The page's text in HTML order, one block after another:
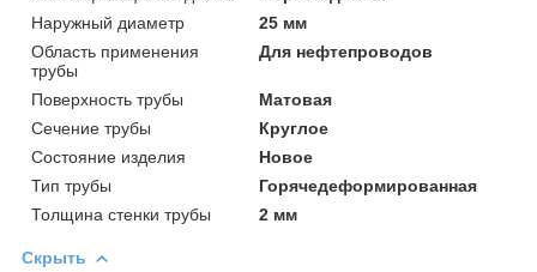
Наружный диаметр
25 мм
Область применения
трубы
Для нефтепроводов
Поверхность трубы
Матовая
Сечение трубы
Круглое
Состояние изделия
Новое
Тип трубы
Горячедеформированная
Толщина стенки трубы
2 мм
Скрыть